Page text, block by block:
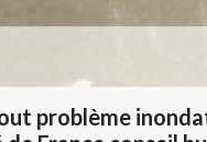
problème